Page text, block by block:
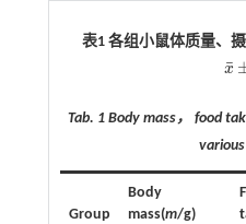
表1 各组小鼠体质量、
x
¯
x¯ ±
Tab. 1 Body mass， food
Group
Body
mass(m/g)